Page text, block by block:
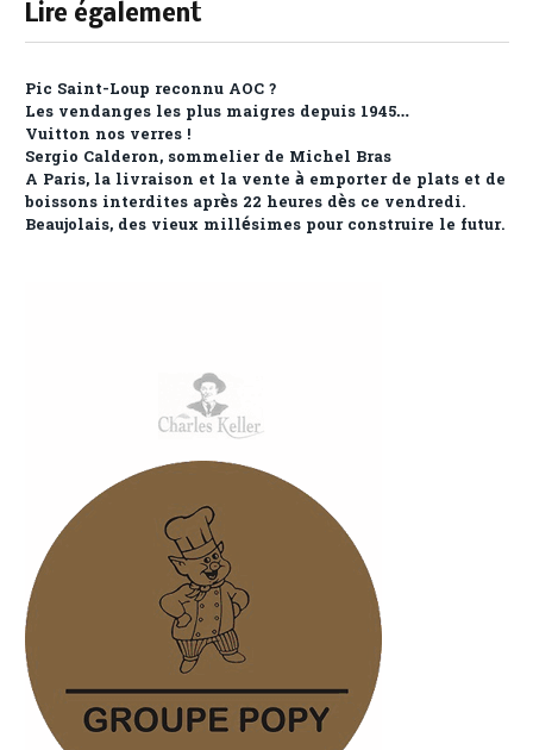
Lire également
Pic Saint-Loup reconnu AOC ?
Les vendanges les plus maigres depuis 1945…
Vuitton nos verres !
Sergio Calderon, sommelier de Michel Bras
A Paris, la livraison et la vente à emporter de plats et de
boissons interdites après 22 heures dès ce vendredi.
Beaujolais, des vieux millésimes pour construire le futur.